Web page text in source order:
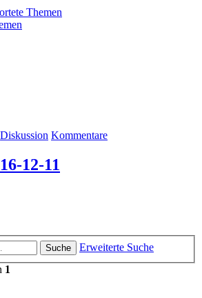
Themen
Diskussion Kommentare
12-11
Suche
Erweiterte Suche
1